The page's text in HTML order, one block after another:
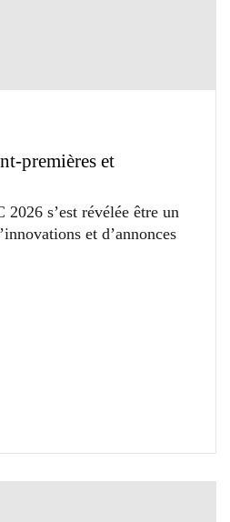
premières et
s’est révélée être un
et d’annonces